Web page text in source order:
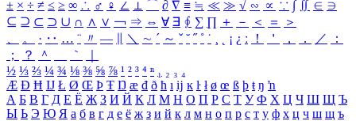
± × ÷ ≠ ≤ ≥ ∞ ∴ ♂ ♀ ∠ ⊥ ⌒ ∂ ∇ ≡ ≒ ≪ ≫ √ ∽ ∝ ∵ ∫ ∬ ∈ ∋
⊆ ⊇ ⊂ ⊃ ∪ ∩ ∧ ∨ ￢ ⇒ ⇔ ∀ ∃ ∮ ∑ ∏ ＋ － ＜ ＝
＞
、
。 · ‥ … ¨ 〃 ― ＼ ∼ ´ ～ ˇ ˘ ˝ ˚ ˙ ¸ ¡ ¿ ː ！ ＇ ， ． ／
：
；
？ ＾ ｀
½ ⅓ ⅔ ¼ ¾ ⅛ ⅜ ⅝ ⅞ ¹ ² ³ ⁴ ⁿ ₁ ₂ ₃ ₄
Æ Ð Ħ Ĳ Ł Ø Œ Þ Ŧ Ŋ æ đ ð ħ ı ĳ ĸ ŀ ł ø œ ß þ ŧ ŋ ŉ
А Б В Г Д Е Ё Ж З И Й К Л М Н О П Р С Т У Ф Х Ц Ч Ш Щ Ъ
Ы Ь Э Ю Я а б в г д е ё ж з и й к л м н о п р с т у ф х ц ч ш щ ъ